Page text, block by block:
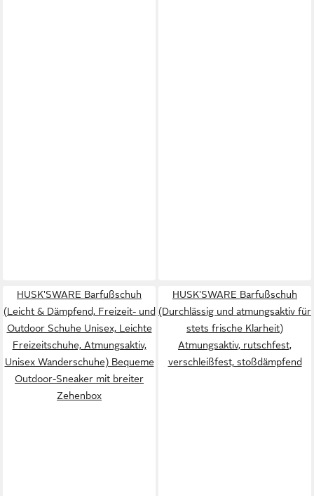
HUSK'SWARE Barfußschuh
(Leicht & Dämpfend, Freizeit- und
Outdoor Schuhe Unisex, Leichte
Freizeitschuhe, Atmungsaktiv,
Unisex Wanderschuhe) Bequeme
Outdoor-Sneaker mit breiter
Zehenbox
HUSK'SWARE Barfußschuh
(Durchlässig und atmungsaktiv für
stets frische Klarheit)
Atmungsaktiv, rutschfest,
verschleißfest, stoßdämpfend